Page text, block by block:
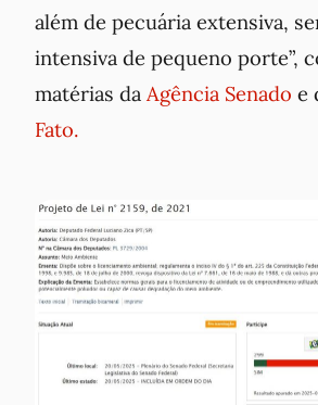
além de pecuária extensiva,
intensiva de pequeno porte”,
matérias da Agência Senado e
Fato.